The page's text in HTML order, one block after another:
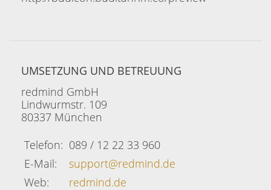
UMSETZUNG UND BETREUUNG
redmind GmbH
Lindwurmstr. 109
80337 München
Telefon: 089 / 12 22 33 960
E-Mail:
support@redmind.de
Web:
redmind.de